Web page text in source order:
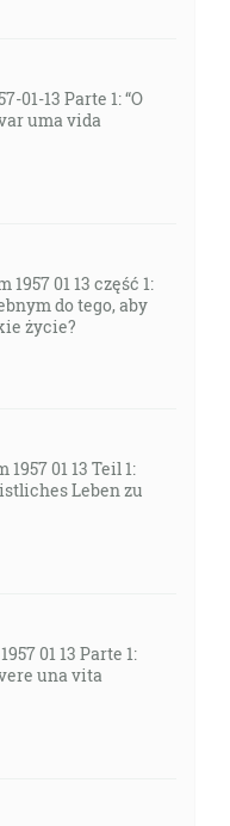
01-13 Parte 1: “O
uma vida
01 13 część 1:
do tego, aby
życie?
01 13 Teil 1:
Leben zu
01 13 Parte 1:
una vita